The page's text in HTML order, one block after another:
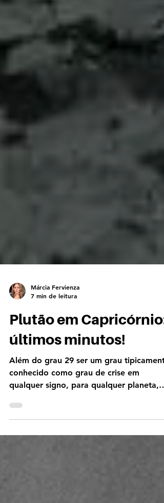
7 min de leitura
Plutão em Capricórnio:
últimos minutos!
Além do grau 29 ser um grau
conhecido como grau de crise em
qualquer signo, para qualquer planeta,